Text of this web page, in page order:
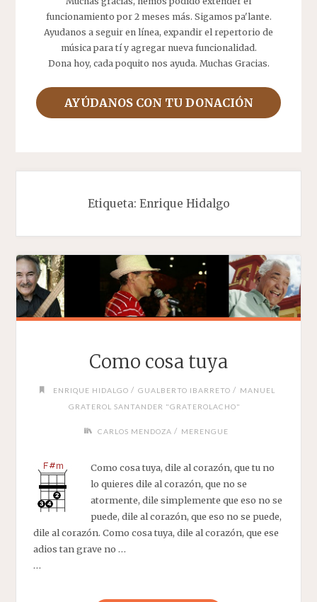
funcionamiento por 2 meses más. Sigamos pa'lante.
Ayudanos a seguir en línea, expandir el repertorio de
música para tí y agregar nueva funcionalidad.
Dona hoy, cada poquito nos ayuda. Muchas Gracias.
AYÚDANOS CON TU DONACIÓN
Etiqueta: Enrique Hidalgo
Como cosa tuya
ENRIQUE HIDALGO / GUALBERTO IBARRETO / MANUEL
GRATEROL SANTANDER "GRATEROLACHO"
CARLOS MENDOZA / MERENGUE
Como cosa tuya, dile al corazón, que tu no
lo quieres dile al corazón, que no se
atormente, dile simplemente que eso no se
puede, dile al corazón, que eso no se puede,
dile al corazón. Como cosa tuya, dile al corazón, que ese
adios tan grave no …
…